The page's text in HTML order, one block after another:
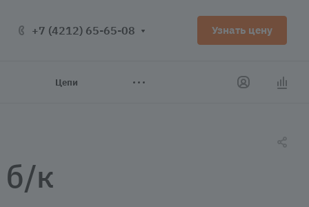
+7 (4212) 65-65-08 Узнать цену
Цепи
б/к